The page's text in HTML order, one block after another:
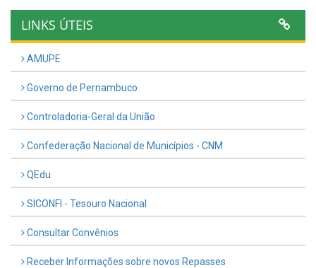
LINKS ÚTEIS
AMUPE
Governo de Pernambuco
Controladoria-Geral da União
Confederação Nacional de Municípios - CNM
QEdu
SICONFI - Tesouro Nacional
Consultar Convênios
Receber Informações sobre novos Repasses